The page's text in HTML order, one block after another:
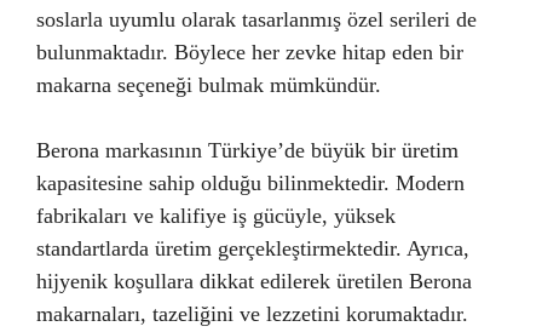
soslarla uyumlu olarak tasarlanmış özel serileri de
bulunmaktadır. Böylece her zevke hitap eden bir
makarna seçeneği bulmak mümkündür.
Berona markasının Türkiye’de büyük bir üretim
kapasitesine sahip olduğu bilinmektedir. Modern
fabrikaları ve kalifiye iş gücüyle, yüksek
standartlarda üretim gerçekleştirmektedir. Ayrıca,
hijyenik koşullara dikkat edilerek üretilen Berona
makarnaları, tazeliğini ve lezzetini korumaktadır.